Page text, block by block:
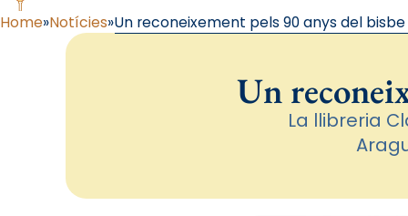
Home Notícies Un reconeixement pels 90 anys del
Un
La llibreria